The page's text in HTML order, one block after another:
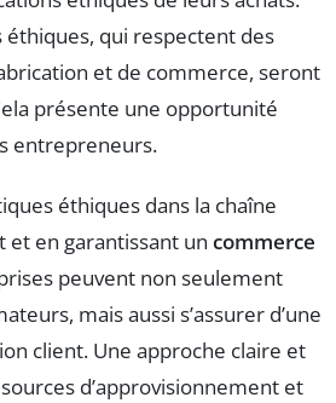
éthiques, qui respectent des
et de commerce, seront
présente une opportunité
entrepreneurs.
éthiques dans la chaîne
et en garantissant un commerce
peuvent non seulement
mais aussi s’assurer d’une
client. Une approche claire et
d’approvisionnement et